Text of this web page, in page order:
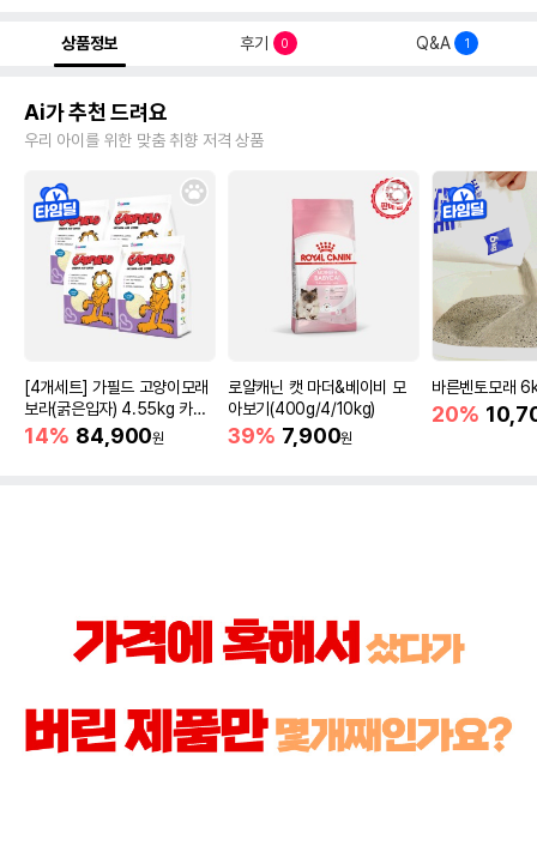
상품정보 후기 0 Q&A 1
Ai가 추천 드려요
우리 아이를 위한 맞춤 취향 저격 상품
[4개세트] 가필드 고양이모래
보라(굵은입자) 4.55kg 카사
바모래
14% 84,900원
로얄캐닌 캣 마더&베이비 모
아보기(400g/4/10kg)
39% 7,900원
바른벤토모래
20%